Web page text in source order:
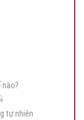
tự nhiên